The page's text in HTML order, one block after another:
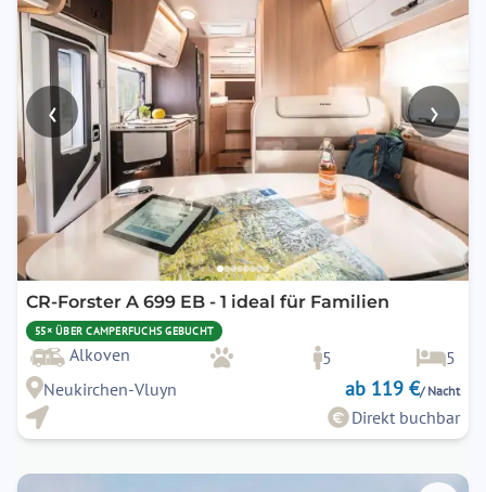
‹ ›
CR-Forster A 699 EB - 1 ideal für Familien
55× ÜBER CAMPERFUCHS GEBUCHT
Alkoven 5
5
Neukirchen-Vluyn
ab 119 €/ Nacht
Direkt buchbar